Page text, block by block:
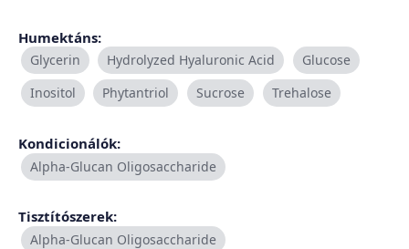
Humektáns:
Glycerin Hydrolyzed Hyaluronic Acid
Glucose
Inositol
Phytantriol Sucrose Trehalose
Kondicionálók:
Alpha-Glucan Oligosaccharide
Tisztítószerek:
Alpha-Glucan Oligosaccharide